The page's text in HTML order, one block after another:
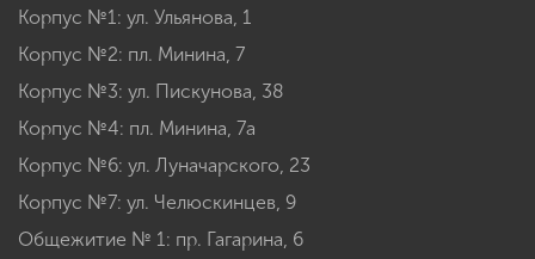
Корпус №1: ул. Ульянова, 1
Корпус №2: пл. Минина, 7
Корпус №3: ул. Пискунова, 38
Корпус №4: пл. Минина, 7а
Корпус №6: ул. Луначарского, 23
Корпус №7: ул. Челюскинцев, 9
Общежитие № 1: пр. Гагарина, 6